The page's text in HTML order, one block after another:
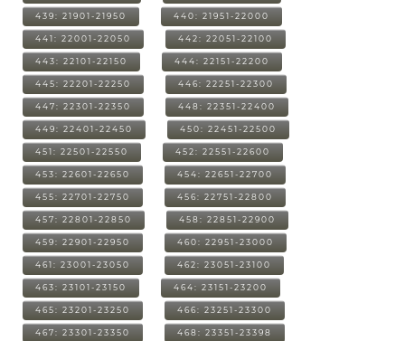
439: 21901-21950 440: 21951-22000
441: 22001-22050 442: 22051-22100
443: 22101-22150 444: 22151-22200
445: 22201-22250 446: 22251-22300
447: 22301-22350 448: 22351-22400
449: 22401-22450 450: 22451-22500
451: 22501-22550 452: 22551-22600
453: 22601-22650 454: 22651-22700
455: 22701-22750 456: 22751-22800
457: 22801-22850 458: 22851-22900
459: 22901-22950 460: 22951-23000
461: 23001-23050 462: 23051-23100
463: 23101-23150 464: 23151-23200
465: 23201-23250 466: 23251-23300
467: 23301-23350 468: 23351-23398